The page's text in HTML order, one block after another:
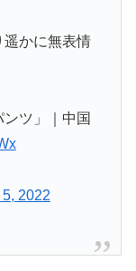
遥かに無表情
ツ」｜中国
2022